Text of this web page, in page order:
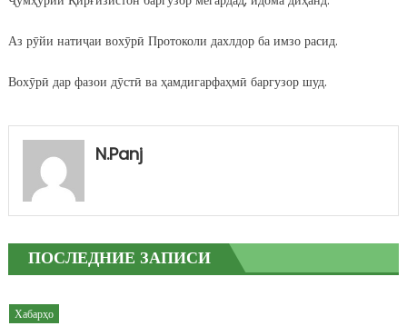
Аз рӯйи натиҷаи вохӯрӣ Протоколи дахлдор ба имзо расид.
Вохӯрӣ дар фазои дӯстӣ ва ҳамдигарфаҳмӣ баргузор шуд.
N.panj
ПОСЛЕДНИЕ ЗАПИСИ
Хабарҳо